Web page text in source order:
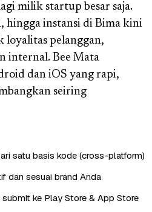
milik startup besar saja.
hingga instansi di Bima kini
loyalitas pelanggan,
internal. Bee Mata
dan iOS yang rapi,
seiring
satu basis kode (cross-platform)
dan sesuai brand Anda
ke Play Store & App Store